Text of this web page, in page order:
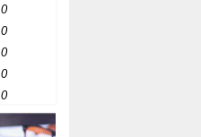
0
0
0
0
0